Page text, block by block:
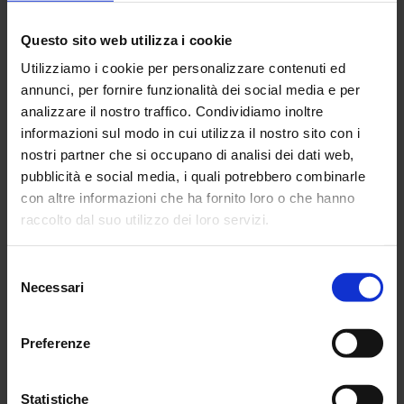
Questo sito web utilizza i cookie
Utilizziamo i cookie per personalizzare contenuti ed
annunci, per fornire funzionalità dei social media e per
analizzare il nostro traffico. Condividiamo inoltre
informazioni sul modo in cui utilizza il nostro sito con i
nostri partner che si occupano di analisi dei dati web,
pubblicità e social media, i quali potrebbero combinarle
con altre informazioni che ha fornito loro o che hanno
raccolto dal suo utilizzo dei loro servizi.
delNecessari
Preferenze
Statistiche
Governo non
risponde ai bisogni
dei cittadini
26 Maggio 2026